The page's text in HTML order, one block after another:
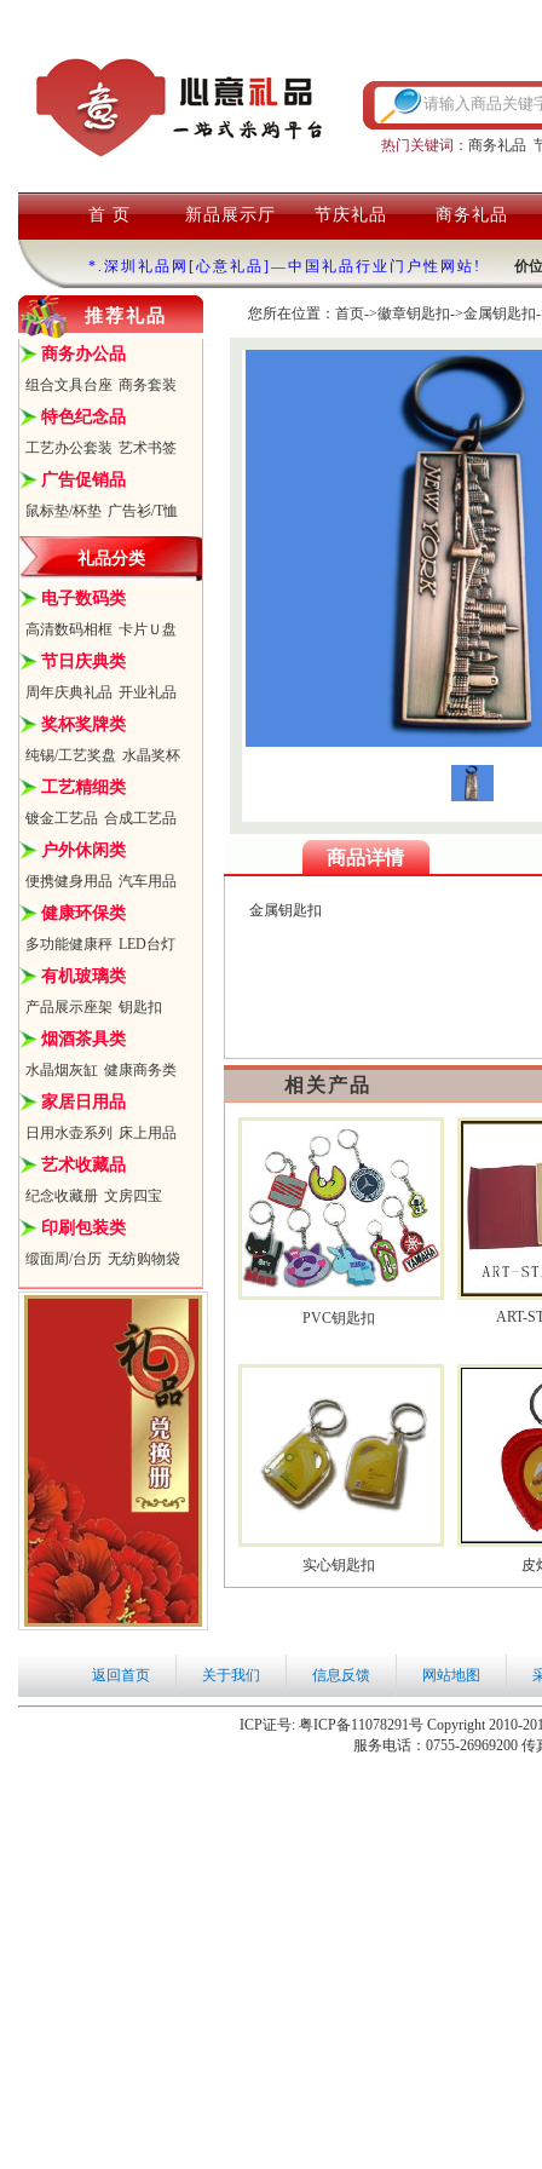
热门关键词： 商务礼品
首 页 新品展示厅 节庆礼品 商务礼品
*.深圳礼品网[心意礼品]—中国礼品行业门户性网站! 价
推荐礼品
商务办公品
组合文具台座 商务套装
特色纪念品
工艺办公套装 艺术书签
广告促销品
鼠标垫/杯垫 广告衫/T恤
礼品分类
电子数码类
高清数码相框 卡片Ｕ盘
节日庆典类
周年庆典礼品 开业礼品
奖杯奖牌类
纯锡/工艺奖盘 水晶奖杯
工艺精细类
镀金工艺品 合成工艺品
户外休闲类
便携健身用品 汽车用品
健康环保类
多功能健康秤 LED台灯
有机玻璃类
产品展示座架 钥匙扣
烟酒茶具类
水晶烟灰缸 健康商务类
家居日用品
日用水壶系列 床上用品
艺术收藏品
纪念收藏册 文房四宝
印刷包装类
缎面周/台历 无纺购物袋
您所在位置： 首页->徽章钥匙扣->金属钥匙扣
商品详情
金属钥匙扣
相关产品
PVC钥匙扣 ART-
实心钥匙扣 皮
返回首页 关于我们 信息反馈 网站地图
ICP证号: 粤ICP备11078291号 Copyright 2010-
服务电话：0755-26969200 传